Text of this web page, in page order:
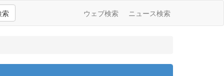
索 ウェブ検索 ニュース検索